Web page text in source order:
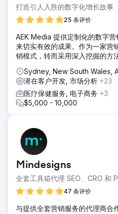
打造引人入胜的数字化增长故事
25 条评价
AEK Media 提供定制化的数字
来切实有效的成果。作为一家营
销模式，转而采用深入挖掘的方法
Sydney, New South Wales,
潜在客户开发, 市场分析 +23
医疗保健服务, 电子商务 +3
$5,000 - 10,000
Mindesigns
全套工具箱代理 SEO、CRO 和
47 条评价
与提供全套营销服务的代理商合